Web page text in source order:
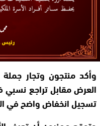
وأكد منتجون وتجار
العرض مقابل تراجع
تسجيل انخفاض واضح في